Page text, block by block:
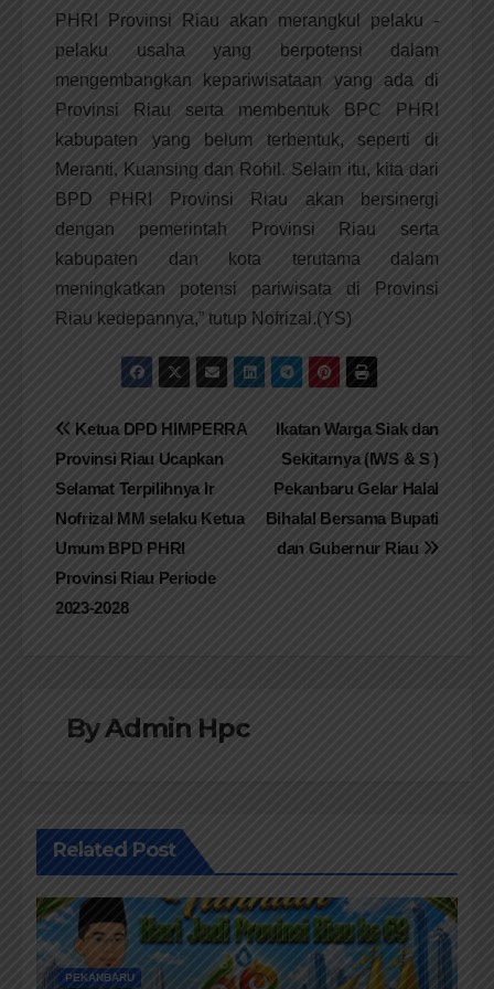
PHRI Provinsi Riau akan merangkul pelaku -
pelaku usaha yang berpotensi dalam
mengembangkan kepariwisataan yang ada di
Provinsi Riau serta membentuk BPC PHRI
kabupaten yang belum terbentuk, seperti di
Meranti, Kuansing dan Rohil. Selain itu, kita dari
BPD PHRI Provinsi Riau akan bersinergi
dengan pemerintah Provinsi Riau serta
kabupaten dan kota terutama dalam
meningkatkan potensi pariwisata di Provinsi
Riau kedepannya,” tutup Nofrizal.(YS)
Navigasi
pos
Ikatan Warga Siak dan
Sekitarnya (IWS & S )
Pekanbaru Gelar Halal
Bihalal Bersama Bupati
dan Gubernur Riau
Ketua DPD HIMPERRA
Provinsi Riau Ucapkan
Selamat Terpilihnya Ir
Nofrizal MM selaku Ketua
Umum BPD PHRI
Provinsi Riau Periode
2023-2028
ByAdmin Hpc
Related Post
PEKANBARU